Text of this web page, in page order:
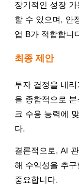
장기적인 성장
할 수 있으며, 안
업 B가 적합합니
최종 제안
투자 결정을 내
을 종합적으로
크 수용 능력에
다.
결론적으로, AI
해 수익성을 추
중요합니다.